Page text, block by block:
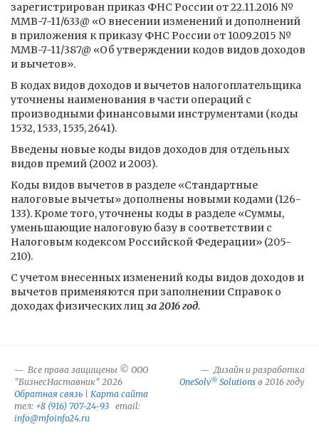
зарегистрирован приказ ФНС России от 22.11.2016 №
ММВ-7-11/633@ «О внесении изменений и дополнений
в приложения к приказу ФНС России от 10.09.2015 №
ММВ-7-11/387@ «Об утверждении кодов видов доходов
и вычетов».
В кодах видов доходов и вычетов налогоплательщика
уточнены наименования в части операций с
производными финансовыми инструментами (коды
1532, 1533, 1535, 2641).
Введены новые коды видов доходов для отдельных
видов премий (2002 и 2003).
Коды видов вычетов в разделе «Стандартные
налоговые вычеты» дополнены новыми кодами (126-
133). Кроме того, уточнены коды в разделе «Суммы,
уменьшающие налоговую базу в соответствии с
Налоговым кодексом Российской Федерации» (205-
210).
С учетом внесенных изменений коды видов доходов и
вычетов применяются при заполнении Справок о
доходах физических лиц за 2016 год.
Все права защищены © ООО
"БизнесНаставник" 2026
Обратная связь
Карта сайта
тел: +8 (916) 707-24-93 email:
info@mfoinfo24.ru
Дизайн и разработка
OneSolv® Solutions в 2016 году